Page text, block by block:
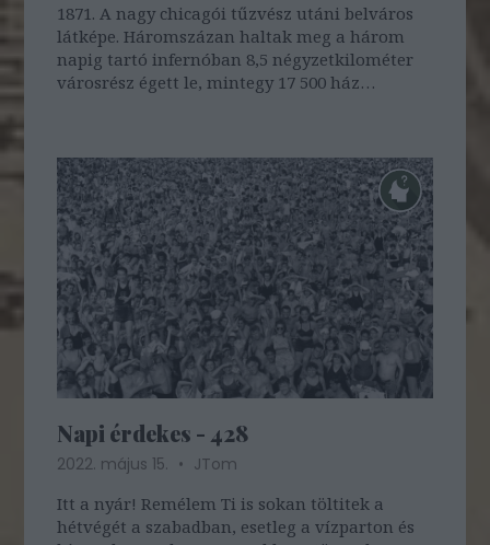
1871. A nagy chicagói tűzvész utáni belváros
látképe. Háromszázan haltak meg a három
napig tartó infernóban 8,5 négyzetkilométer
városrész égett le, mintegy 17 500 ház
Napi érdekes - 428
2022. május 15.
JTom
Itt a nyár! Remélem Ti is sokan töltitek a
hétvégét a szabadban, esetleg a vízparton és